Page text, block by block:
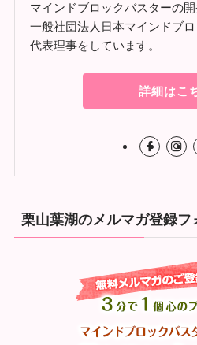
マインドブロックバスターの
一般社団法人日本マインドブ
代表理事をしています。
詳細はこ
栗山葉湖のメルマガ登録フ